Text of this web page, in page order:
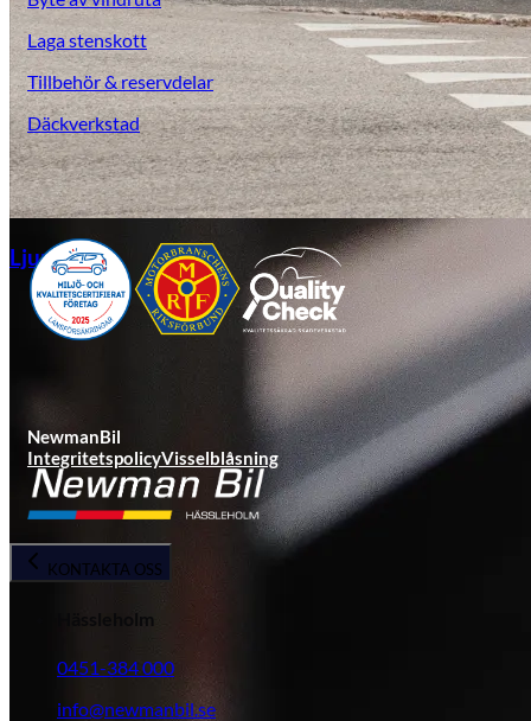
Ljungby
Laga stenskott
Tillbehör & reservdelar
Däckverkstad
NewmanBil
IntegritetspolicyVisselblåsning
KONTAKTA OSS
Hässleholm
0451-384 000
info@newmanbil.se